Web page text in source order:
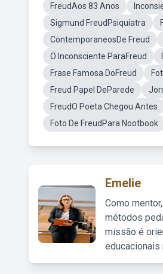
FreudAos 83 Anos
Sigmund FreudPsiquiatra
ContemporaneosDe Freud
O Inconsciente ParaFreud
Frase Famosa DoFreud
Freud Papel DeParede
FreudO Poeta Chegou Antes
Foto De FreudPara Nootbook
Emelie
Como
métodos
missão é
educacionais